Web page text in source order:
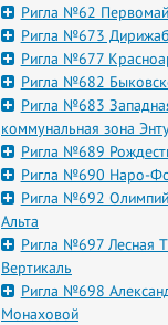
Ригла №62
Ригла №673
Ригла №677
Ригла №682
Ригла №683
коммунальная зона
Ригла №689
Ригла №690 Наро-
Ригла №692
Альта
Ригла №697 Лесная
Вертикаль
Ригла №698
Монаховой